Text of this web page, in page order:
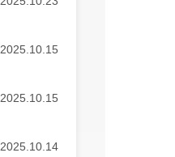
2025.10.15
2025.10.15
2025.10.14